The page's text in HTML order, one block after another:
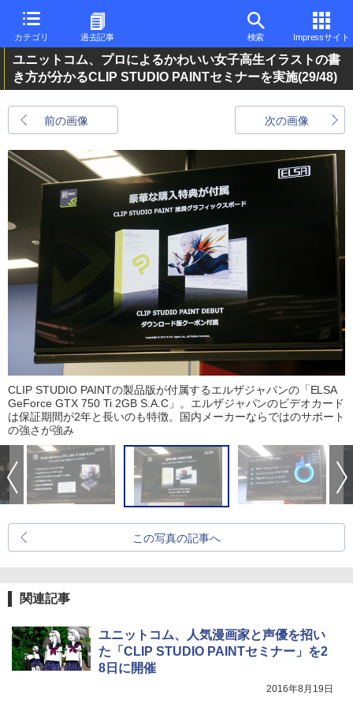
カテゴリ 過去記事 検索 Impressサイト
ユニットコム、プロによるかわいい女子高生イラストの書
き方が分かるCLIP STUDIO PAINTセミナーを実施(29/48)
前の画像 次の画像
CLIP STUDIO PAINTの製品版が付属するエルザジャパンの「ELSA
GeForce GTX 750 Ti 2GB S.A.C」。エルザジャパンのビデオカード
は保証期間が2年と長いのも特徴。国内メーカーならではのサポート
の強さが強み
この写真の記事へ
関連記事
ユニットコム、人気漫画家と声優を招い
た「CLIP STUDIO PAINTセミナー」を2
8日に開催
2016年8月19日